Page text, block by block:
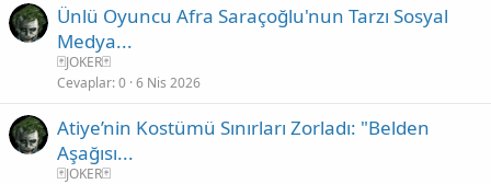
Ünlü Oyuncu Afra Saraçoğlu'nun Tarzı Sosyal
Medya...
🃏JOKER🃏
Cevaplar 0 6 Nis 2026
Atiye’nin Kostümü Sınırları Zorladı: "Belden
Aşağısı...
🃏JOKER🃏